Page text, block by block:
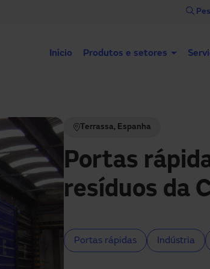
Início Produtos e setores
Terrassa, Espanha
Portas
resíduos da
Portas rápidas Indústria